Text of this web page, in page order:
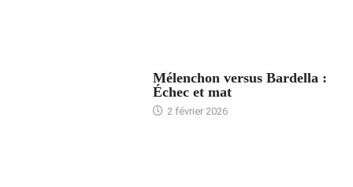
Mélenchon versus Bardella :
Échec et mat
2 février 2026